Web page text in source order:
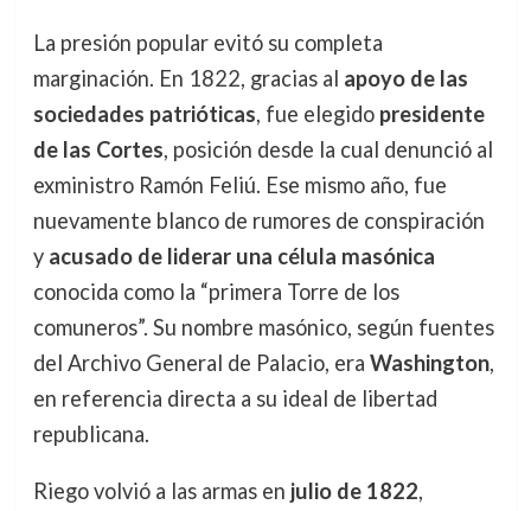
La presión popular evitó su completa
marginación. En 1822, gracias al apoyo de las
sociedades patrióticas, fue elegido presidente
de las Cortes, posición desde la cual denunció al
exministro Ramón Feliú. Ese mismo año, fue
nuevamente blanco de rumores de conspiración
y acusado de liderar una célula masónica
conocida como la “primera Torre de los
comuneros”. Su nombre masónico, según fuentes
del Archivo General de Palacio, era Washington,
en referencia directa a su ideal de libertad
republicana.
Riego volvió a las armas en julio de 1822,